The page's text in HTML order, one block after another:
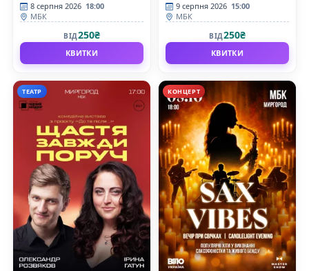
8 серпня 2026 18:00
МБК
ВІД250₴
КВИТКИ
9 серпня 2026 15:00
МБК
ВІД250₴
КВИТКИ
ТЕАТР КОНЦЕРТ